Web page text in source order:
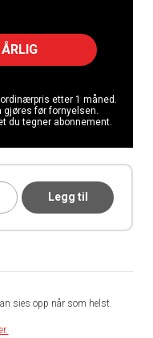
etter 1 måned.
gjøres før fornyelsen.
du tegner abonnement.
Legg til
sies opp når som helst.